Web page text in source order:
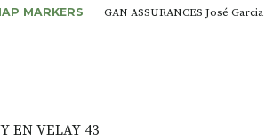
MARKERS GAN ASSURANCES José Garcia
EN VELAY 43